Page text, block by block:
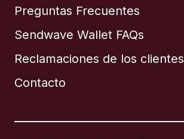
Preguntas Frecuentes
Sendwave Wallet FAQs
Reclamaciones de los clientes
Contacto
Brasil